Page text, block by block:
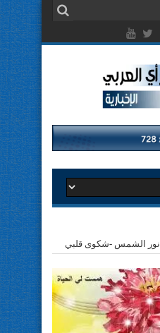
نور الشمس -شكوى قلبي